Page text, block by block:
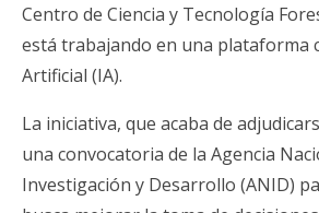
Centro de Ciencia y Tecnología
está trabajando en una plataforma
Artificial (IA).
La iniciativa, que acaba de
una convocatoria de la Agencia
Investigación y Desarrollo (ANID)